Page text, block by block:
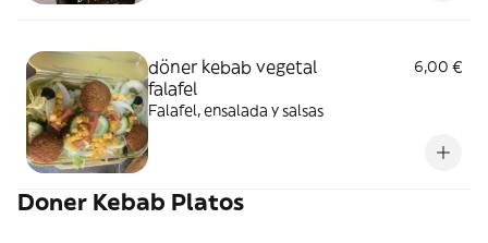
döner kebab vegetal
falafel
6,00 €
Falafel, ensalada y salsas
Doner Kebab Platos